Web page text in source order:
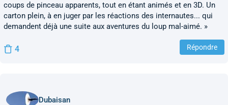
coups de pinceau apparents, tout en étant animés et en 3D. Un
carton plein, à en juger par les réactions des internautes... qui
demandent déjà une suite aux aventures du loup mal-aimé. »
4 Répondre
Dubaisan